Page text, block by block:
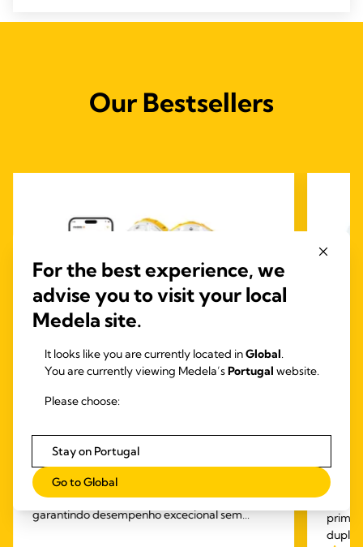
168
Our Bestsellers
EXTRATORES DE LEITE​
Magic InBra™
Medela Magic InBra™: O extrator de leite
discreto, ideal para usar debaixo da roupa,
garantindo desempenho excecional sem
duplo,
For the best experience, we
advise you to visit your local
Medela site.
It looks like you are currently located inGlobal.
You are currently viewing Medela’sPortugal website.
Please choose:
Stay on Portugal
Go to Global